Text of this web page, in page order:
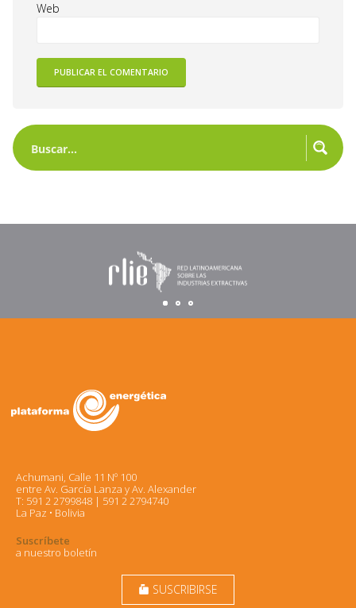
Web
Achumani, Calle 11 Nº 100
entre Av. García Lanza y Av. Alexander
T: 591 2 2799848 | 591 2 2794740
La Paz • Bolivia
Suscríbete
a nuestro boletín
markunread_mailbox SUSCRIBIRSE